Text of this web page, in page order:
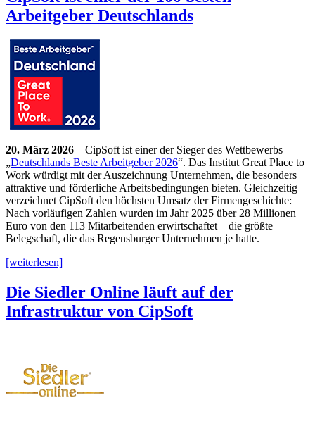
Arbeitgeber Deutschlands
20. März 2026 – CipSoft ist einer der Sieger des Wettbewerbs
„Deutschlands Beste Arbeitgeber 2026“. Das Institut Great Place to
Work würdigt mit der Auszeichnung Unternehmen, die besonders
attraktive und förderliche Arbeitsbedingungen bieten. Gleichzeitig
verzeichnet CipSoft den höchsten Umsatz der Firmengeschichte:
Nach vorläufigen Zahlen wurden im Jahr 2025 über 28 Millionen
Euro von den 113 Mitarbeitenden erwirtschaftet – die größte
Belegschaft, die das Regensburger Unternehmen je hatte.
[weiterlesen]
Die Siedler Online läuft auf der
Infrastruktur von CipSoft